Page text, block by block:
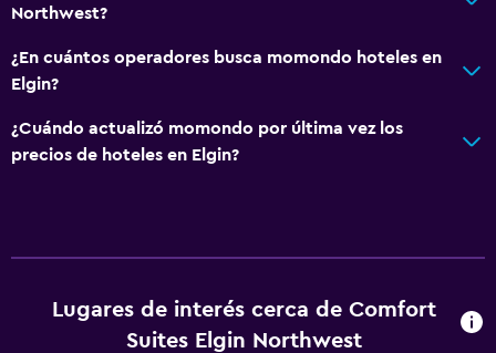
Baño
Ducha
Inodoro con cisterna alta
Secador de pelo
Lavandería
Servicios de lavandería/tintorería
Northwest?
¿En cuántos operadores busca momondo hoteles en
Elgin?
¿Cuándo actualizó momondo por última vez los
precios de hoteles en Elgin?
Lugares de interés cerca de Comfort
Suites Elgin Northwest